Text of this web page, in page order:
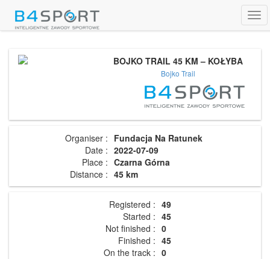
BOJKO TRAIL 45 KM – KOŁYBA
Bojko Trail
Organiser : Fundacja Na Ratunek
Date : 2022-07-09
Place : Czarna Górna
Distance : 45 km
Registered : 49
Started : 45
Not finished : 0
Finished : 45
On the track : 0